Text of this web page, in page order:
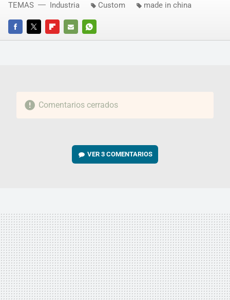
FACEBOOKTWITTERFLIPBOARD
E-
WHATSAPP
TEMAS Industria Custom made in china
Comentarios cerrados
VER3 COMENTARIOS